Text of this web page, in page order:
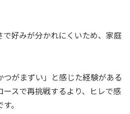
で好みが分かれにくいため、家庭
がまずい」と感じた経験がある
スで再挑戦するより、ヒレで感
。